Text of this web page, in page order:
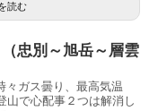
読む
忠別～旭岳～層雲
々ガス曇り、最高気温
で心配事２つは解消し